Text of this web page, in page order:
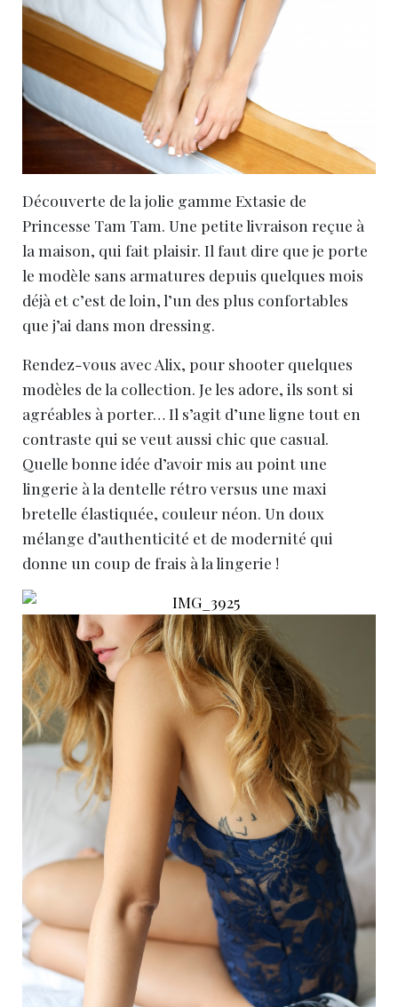
Découverte de la jolie gamme Extasie de
Princesse Tam Tam. Une petite livraison reçue à
la maison, qui fait plaisir. Il faut dire que je porte
le modèle sans armatures depuis quelques mois
déjà et c’est de loin, l’un des plus confortables
que j’ai dans mon dressing.
Rendez-vous avec Alix, pour shooter quelques
modèles de la collection. Je les adore, ils sont si
agréables à porter… Il s’agit d’une ligne tout en
contraste qui se veut aussi chic que casual.
Quelle bonne idée d’avoir mis au point une
lingerie à la dentelle rétro versus une maxi
bretelle élastiquée, couleur néon. Un doux
mélange d’authenticité et de modernité qui
donne un coup de frais à la lingerie !